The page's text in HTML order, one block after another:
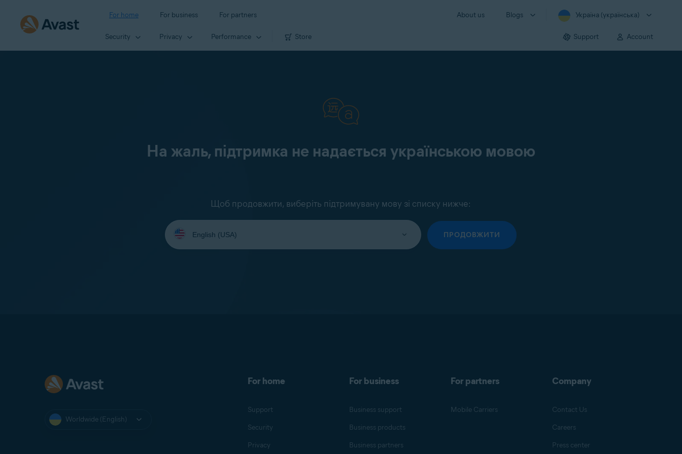
For home For business For partners About us Blogs Україна (українська)
Security Privacy Performance Store Support Account
На жаль, підтримка не надається українською мовою
Щоб продовжити, виберіть підтримувану мову зі списку нижче:
Select
your
language:
ПРОДОВЖИТИ
Worldwide (English)
For home
Support
Security
Privacy
For business
Business support
Business products
Business partners
For partners
Mobile Carriers
Company
Contact Us
Careers
Press center